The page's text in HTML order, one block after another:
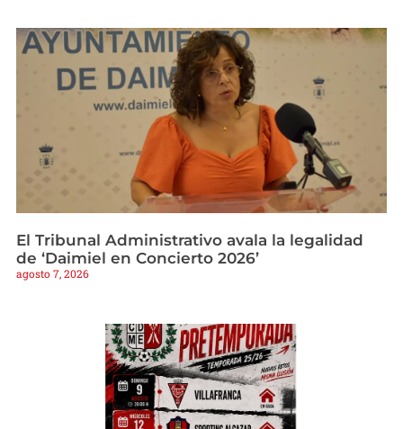
El Tribunal Administrativo avala la legalidad
de ‘Daimiel en Concierto 2026’
agosto 7, 2026